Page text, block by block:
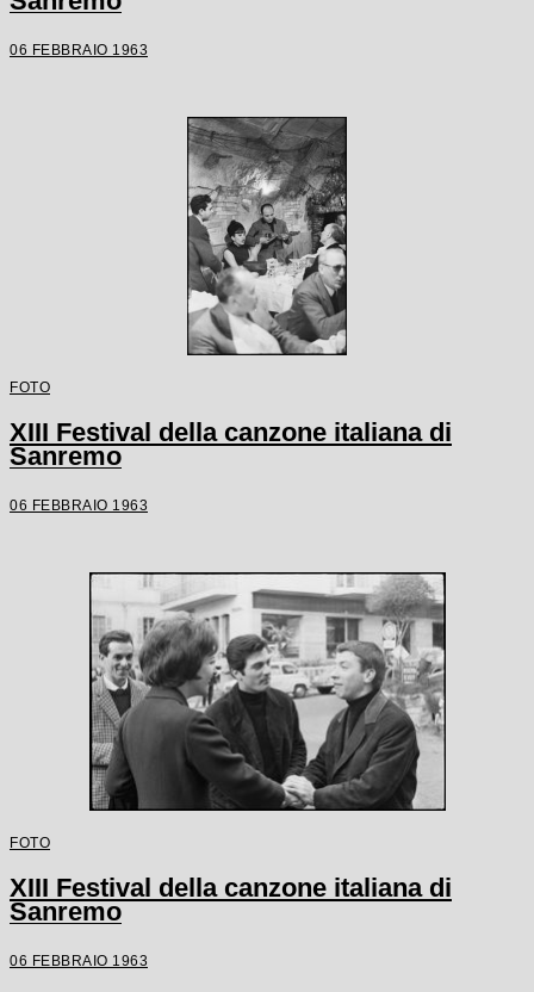
06 FEBBRAIO 1963
FOTO
XIII Festival della canzone italiana di
Sanremo
06 FEBBRAIO 1963
FOTO
XIII Festival della canzone italiana di
Sanremo
06 FEBBRAIO 1963